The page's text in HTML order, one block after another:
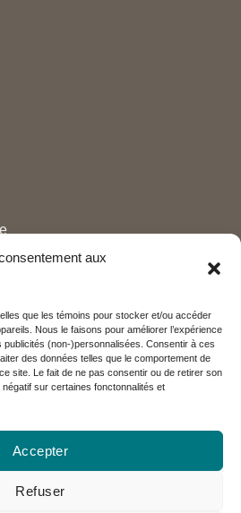
aux
que les témoins pour stocker et/ou accéder
Nous le faisons pour améliorer l’expérience
publicités (non-)personnalisées. Consentir à ces
des données telles que le comportement de
site. Le fait de ne pas consentir ou de retirer son
sur certaines fonctonnalités et
Accepter
Refuser
né